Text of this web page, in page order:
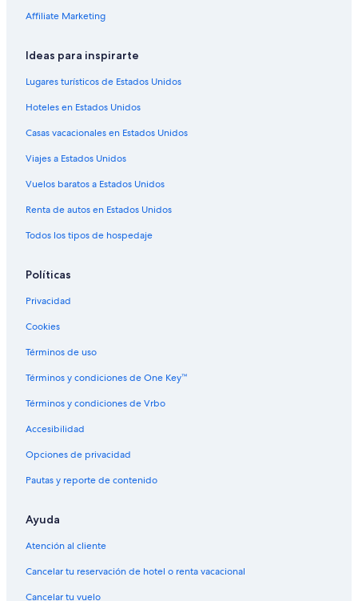
Hoteles boutique en La Plata
Hoteles con vista al mar en La Plata
Hoteles para fumadores en La Plata
Hoteles que aceptan mascotas en La Plata
Hoteles en La Plata
Moteles en La Plata
Posadas en La Plata
Pousadas en La Plata
Villas en La Plata
Hoteles cerca de La Plata
Affiliate Marketing
Ideas para inspirarte
Lugares turísticos de Estados Unidos
Hoteles en Estados Unidos
Casas vacacionales en Estados Unidos
Viajes a Estados Unidos
Vuelos baratos a Estados Unidos
Renta de autos en Estados Unidos
Todos los tipos de hospedaje
Políticas
Privacidad
Cookies
Términos de uso
Términos y condiciones de One Key™
Términos y condiciones de Vrbo
Accesibilidad
Opciones de privacidad
Pautas y reporte de contenido
Ayuda
Atención al cliente
Cancelar tu reservación de hotel o renta vacacional
Cancelar tu vuelo